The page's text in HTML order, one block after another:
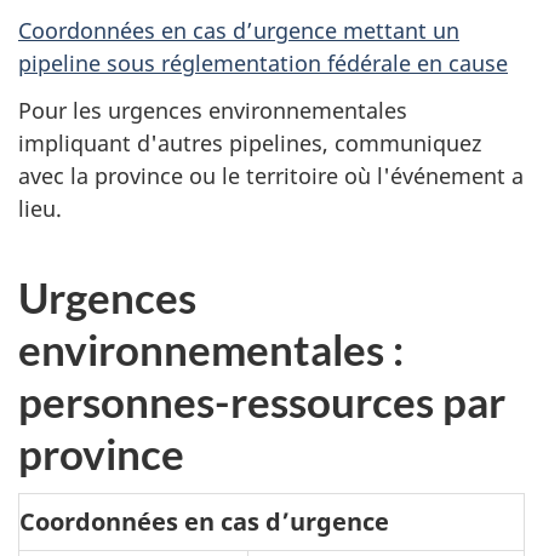
Coordonnées en cas d’urgence mettant un
pipeline sous réglementation fédérale en cause
Pour les urgences environnementales
impliquant d'autres pipelines, communiquez
avec la province ou le territoire où l'événement a
lieu.
Urgences
environnementales :
personnes-ressources par
province
Coordonnées en cas d’urgence